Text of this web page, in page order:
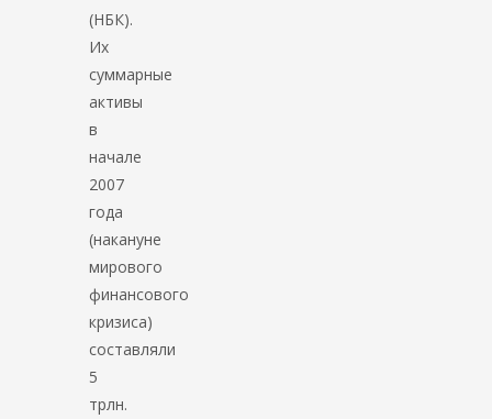
(НБК).
Их
суммарные
активы
в
начале
2007
года
(накануне
мирового
финансового
кризиса)
составляли
5
трлн.